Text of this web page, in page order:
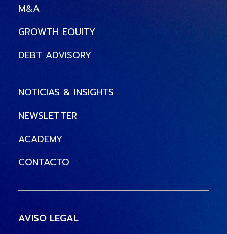
M&A
GROWTH EQUITY
DEBT ADVISORY
NOTICIAS & INSIGHTS
NEWSLETTER
ACADEMY
CONTACTO
AVISO LEGAL